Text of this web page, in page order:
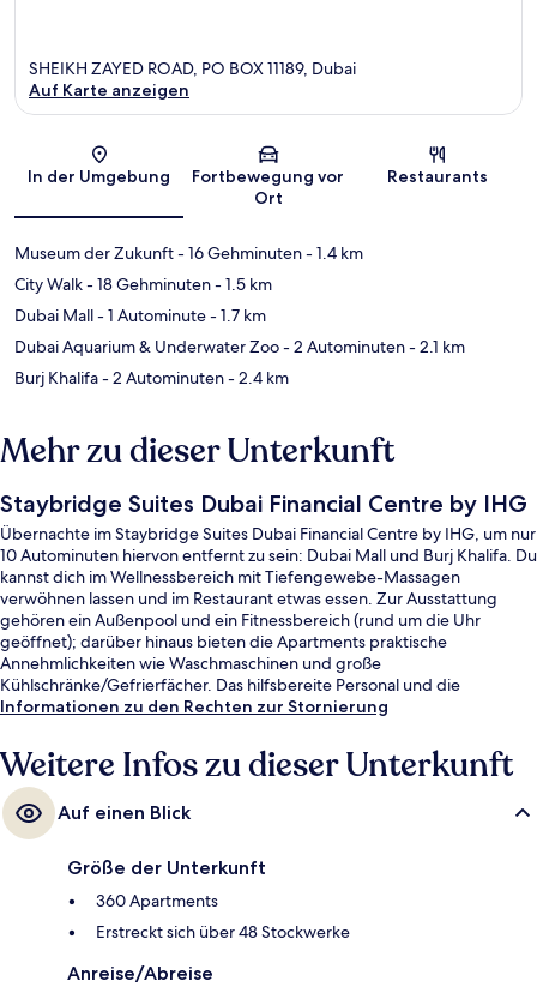
Karte
SHEIKH ZAYED ROAD, PO BOX 11189, Dubai
Auf Karte anzeigen
In der Umgebung
Fortbewegung vor
Ort
Restaurants
Museum der Zukunft- 16 Gehminuten- 1.4 km
City Walk- 18 Gehminuten- 1.5 km
Dubai Mall- 1 Autominute- 1.7 km
Dubai Aquarium & Underwater Zoo- 2 Autominuten- 2.1 km
Burj Khalifa- 2 Autominuten- 2.4 km
Mehr zu dieser Unterkunft
Staybridge Suites Dubai Financial Centre by IHG
Übernachte im Staybridge Suites Dubai Financial Centre by IHG, um nur
10 Autominuten hiervon entfernt zu sein: Dubai Mall und Burj Khalifa. Du
kannst dich im Wellnessbereich mit Tiefengewebe-Massagen
verwöhnen lassen und im Restaurant etwas essen. Zur Ausstattung
gehören ein Außenpool und ein Fitnessbereich (rund um die Uhr
geöffnet); darüber hinaus bieten die Apartments praktische
Annehmlichkeiten wie Waschmaschinen und große
Kühlschränke/Gefrierfächer. Das hilfsbereite Personal und die
Anbindung an öffentliche Verkehrsmittel erhalten gute Bewertungen
von den öffentlichen Verkehrsmitteln entfernt: Zur U-Bahn (U-Bahn-
Station Financial Centre) sind es 4 Minuten.
Informationen zu den Rechten zur Stornierung
Weitere Infos zu dieser Unterkunft
Auf einen Blick
Größe der Unterkunft
360 Apartments
Erstreckt sich über 48 Stockwerke
Anreise/Abreise